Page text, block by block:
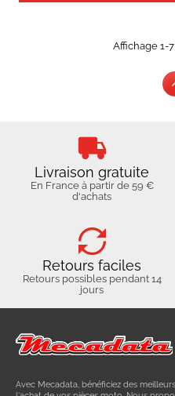
Affichage 1-
Livraison gratuite
En France à partir de 59 €
d'achats
Retours faciles
Retours possibles pendant 14
jours
Avec Mecadata, bénéficiez des